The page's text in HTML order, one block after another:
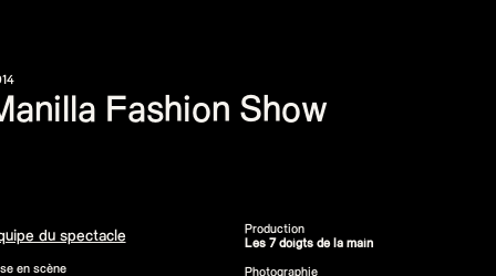
Fashion Show
du spectacle
en scène
Production
Les 7 doigts de la main
Photographie